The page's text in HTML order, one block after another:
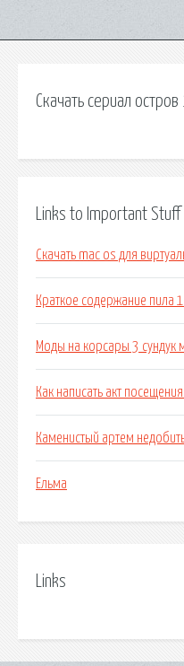
Скачать сериал
Links to Important Stuff
Скачать mac os для
Краткое содержание пила 1
Моды на корсары 3 сундук
Как написать акт
Каменистый артем
Ельма
Links